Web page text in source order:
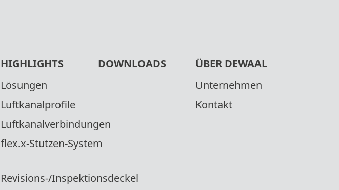
HIGHLIGHTS
Lösungen
Luftkanalprofile
Luftkanalverbindungen
flex.x-Stutzen-System
Revisions-/Inspektionsdeckel
DOWNLOADS
ÜBER DEWAAL
Unternehmen
Kontakt